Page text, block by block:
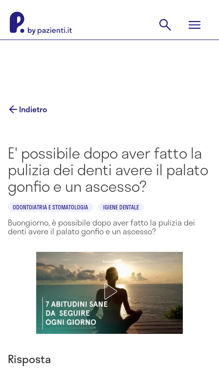
Indietro
E' possibile dopo aver fatto la
pulizia dei denti avere il palato
gonfio e un ascesso?
ODONTOIATRIA E STOMATOLOGIA IGIENE DENTALE
Buongiorno, è possibile dopo aver fatto la pulizia dei
denti avere il palato gonfio e un ascesso?
Risposta